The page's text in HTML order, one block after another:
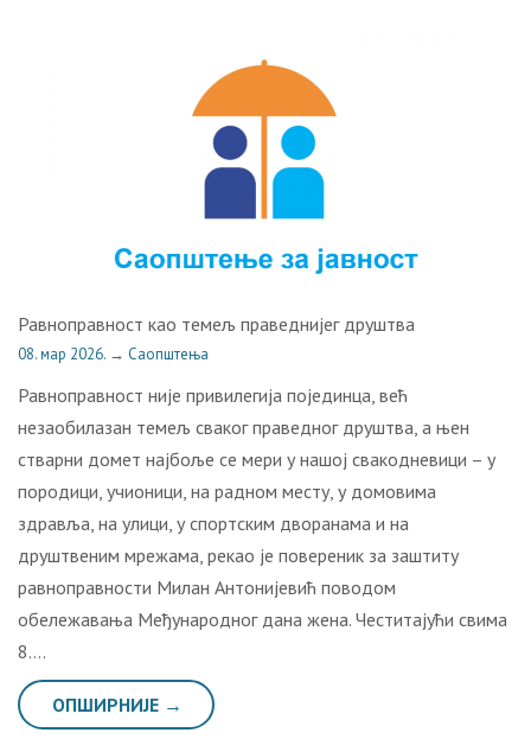
Равноправност као темељ праведнијег друштва
08. мар 2026. → Саопштења
Равноправност није привилегија појединца, већ
незаобилазан темељ сваког праведног друштва, а њен
стварни домет најбоље се мери у нашој свакодневици – у
породици, учионици, на радном месту, у домовима
здравља, на улици, у спортским дворанама и на
друштвеним мрежама, рекао је повереник за заштиту
равноправности Милан Антонијевић поводом
обележавања Међународног дана жена. Честитајући свима
8….
ОПШИРНИЈЕ →